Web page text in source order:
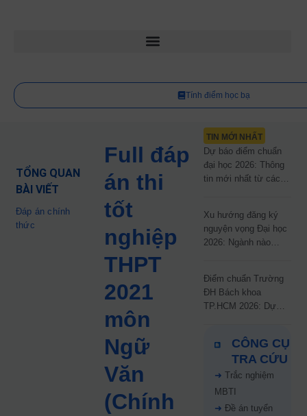
Tính điểm học bạ
TỔNG QUAN
BÀI VIẾT
Đáp án chính
thức
Full đáp
án thi
tốt
nghiệp
THPT
2021
môn
Ngữ
Văn
(Chính
TIN MỚI NHẤT
Dự báo điểm chuẩn
đại học 2026: Thông
tin mới nhất từ các
Xu hướng đăng ký
nguyện vọng Đại học
2026: Ngành nào
Điểm chuẩn Trường
ĐH Bách khoa
TP.HCM 2026: Dự
67%
CÔNG CỤ
TRA CỨU
➜ Trắc nghiệm
MBTI
➜ Đề án tuyển